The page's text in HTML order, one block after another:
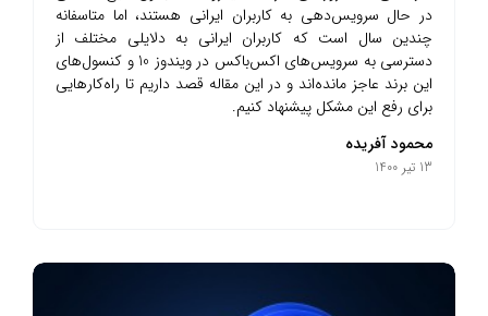
در حال سرویس‌دهی به کاربران ایرانی هستند، اما متاسفانه
چندین سال است که کاربران ایرانی به دلایلی مختلف از
دسترسی به سرویس‌های اکس‌باکس در ویندوز 10 و کنسول‌های
این برند عاجز مانده‌اند و در این مقاله قصد داریم تا راه‌کارهایی
برای رفع این مشکل پیشنهاد کنیم.
محمود آفریده
13 تیر 1400